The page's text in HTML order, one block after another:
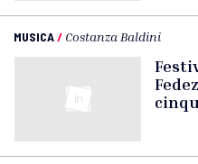
MUSICA/ Costanza Baldini